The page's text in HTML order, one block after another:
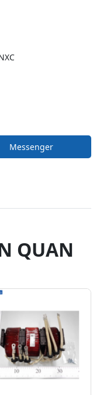
Messenger
QUAN